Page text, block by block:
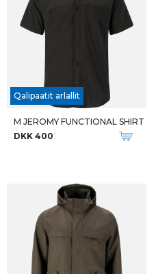
Qalipaatit arlallit
M JEROMY FUNCTIONAL SHIRT
DKK 400